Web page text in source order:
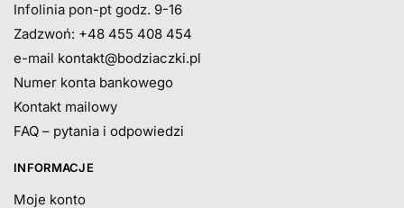
Infolinia pon-pt godz. 9-16
Zadzwoń: +48 455 408 454
e-mail kontakt@bodziaczki.pl
Numer konta bankowego
Kontakt mailowy
FAQ – pytania i odpowiedzi
INFORMACJE
Moje konto